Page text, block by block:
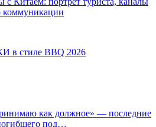
коммуникации
в стиле BBQ 2026
как должное» — последние
под…